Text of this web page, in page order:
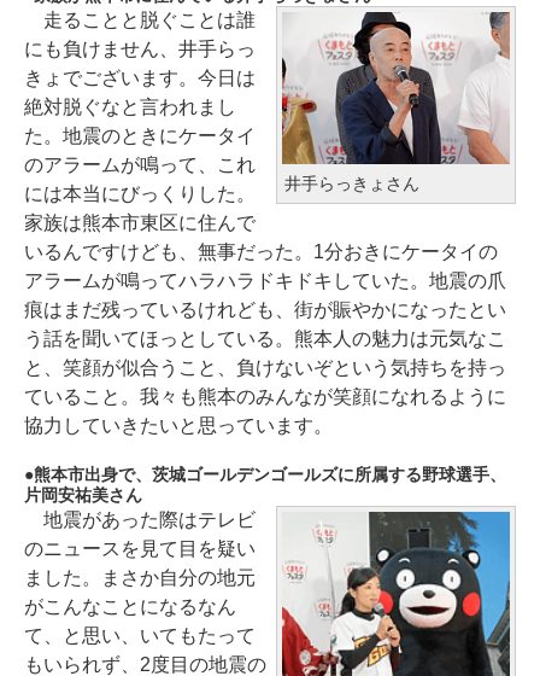
井手らっきょさん
走ることと脱ぐことは誰
にも負けません、井手らっ
きょでございます。今日は
絶対脱ぐなと言われまし
た。地震のときにケータイ
のアラームが鳴って、これ
には本当にびっくりした。
家族は熊本市東区に住んで
いるんですけども、無事だった。1分おきにケータイの
アラームが鳴ってハラハラドキドキしていた。地震の爪
痕はまだ残っているけれども、街が賑やかになったとい
う話を聞いてほっとしている。熊本人の魅力は元気なこ
と、笑顔が似合うこと、負けないぞという気持ちを持っ
ていること。我々も熊本のみんなが笑顔になれるように
協力していきたいと思っています。
熊本市出身で、茨城ゴールデンゴールズに所属する野球選手、
片岡安祐美さん
地震があった際はテレビ
のニュースを見て目を疑い
ました。まさか自分の地元
がこんなことになるなん
て、と思い、いてもたって
もいられず、2度目の地震の